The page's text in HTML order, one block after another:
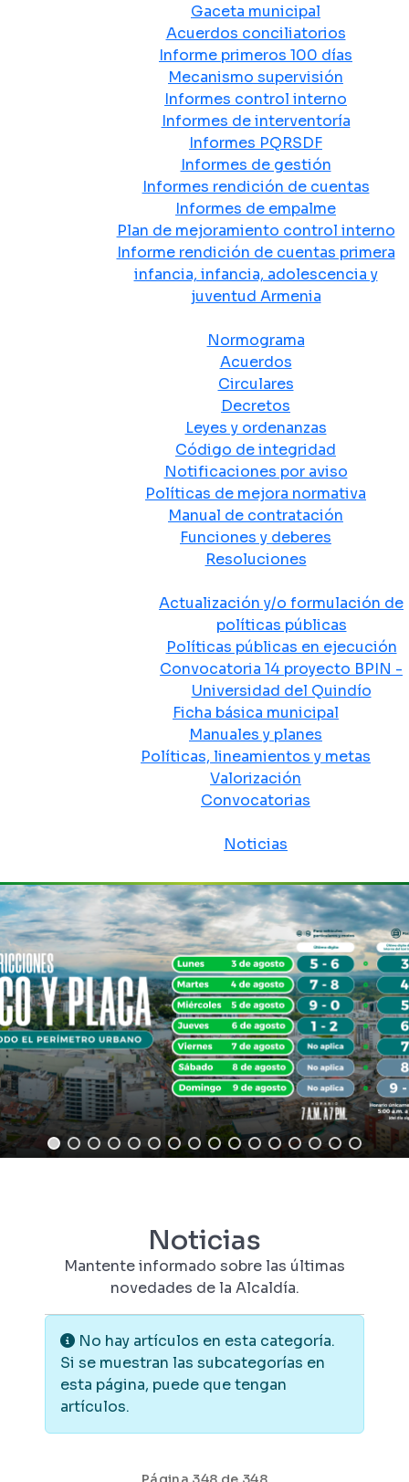
Gaceta municipal
Acuerdos conciliatorios
Informe primeros 100 días
Mecanismo supervisión
Informes control interno
Informes de interventoría
Informes PQRSDF
Informes de gestión
Informes rendición de cuentas
Informes de empalme
Plan de mejoramiento control interno
Informe rendición de cuentas primera
infancia, infancia, adolescencia y
juventud Armenia
Normograma
Acuerdos
Circulares
Decretos
Leyes y ordenanzas
Código de integridad
Notificaciones por aviso
Políticas de mejora normativa
Manual de contratación
Funciones y deberes
Resoluciones
Actualización y/o formulación de
políticas públicas
Políticas públicas en ejecución
Convocatoria 14 proyecto BPIN -
Universidad del Quindío
Ficha básica municipal
Manuales y planes
Políticas, lineamientos y metas
Valorización
Convocatorias
Noticias
Noticias
Mantente informado sobre las últimas
novedades de la Alcaldía.
Información
No hay artículos en esta categoría.
Si se muestran las subcategorías en
esta página, puede que tengan
artículos.